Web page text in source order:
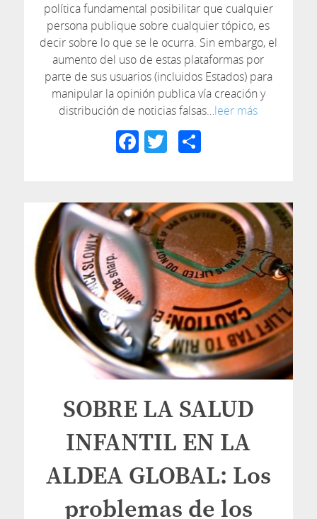
política fundamental posibilitar que cualquier
persona publique sobre cualquier tópico, es
decir sobre lo que se le ocurra. Sin embargo, el
aumento del uso de estas plataformas por
parte de sus usuarios (incluidos Estados) para
manipular la opinión publica vía creación y
distribución de noticias falsas…leer más
Facebook
TwitterCompartir
SOBRE LA SALUD
INFANTIL EN LA
ALDEA GLOBAL: Los
problemas de los